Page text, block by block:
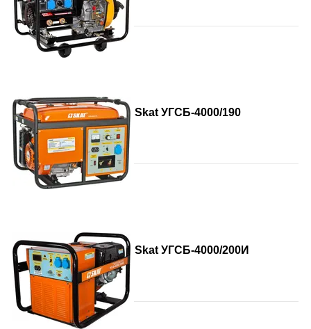
Skat УГСБ-4000/190
Skat УГСБ-4000/200И